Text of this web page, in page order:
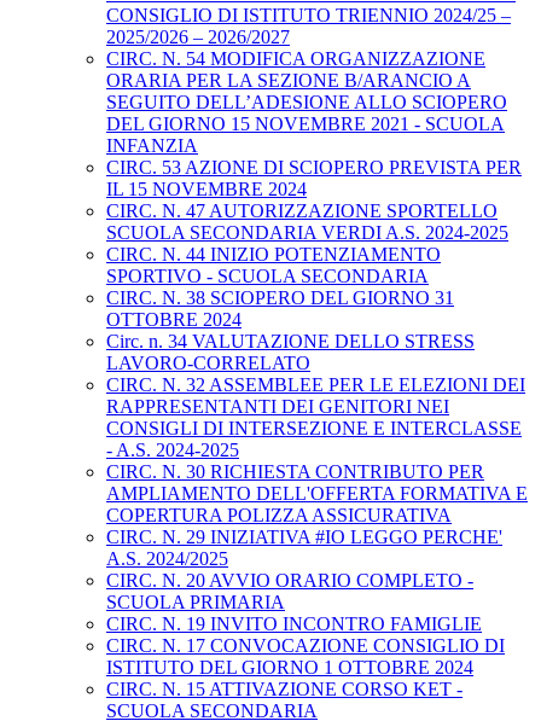
CONSIGLIO DI ISTITUTO TRIENNIO 2024/25 –
2025/2026 – 2026/2027
CIRC. N. 54 MODIFICA ORGANIZZAZIONE
ORARIA PER LA SEZIONE B/ARANCIO A
SEGUITO DELL’ADESIONE ALLO SCIOPERO
DEL GIORNO 15 NOVEMBRE 2021 - SCUOLA
INFANZIA
CIRC. 53 AZIONE DI SCIOPERO PREVISTA PER
IL 15 NOVEMBRE 2024
CIRC. N. 47 AUTORIZZAZIONE SPORTELLO
SCUOLA SECONDARIA VERDI A.S. 2024-2025
CIRC. N. 44 INIZIO POTENZIAMENTO
SPORTIVO - SCUOLA SECONDARIA
CIRC. N. 38 SCIOPERO DEL GIORNO 31
OTTOBRE 2024
Circ. n. 34 VALUTAZIONE DELLO STRESS
LAVORO-CORRELATO
CIRC. N. 32 ASSEMBLEE PER LE ELEZIONI DEI
RAPPRESENTANTI DEI GENITORI NEI
CONSIGLI DI INTERSEZIONE E INTERCLASSE
- A.S. 2024-2025
CIRC. N. 30 RICHIESTA CONTRIBUTO PER
AMPLIAMENTO DELL'OFFERTA FORMATIVA E
COPERTURA POLIZZA ASSICURATIVA
CIRC. N. 29 INIZIATIVA #IO LEGGO PERCHE'
A.S. 2024/2025
CIRC. N. 20 AVVIO ORARIO COMPLETO -
SCUOLA PRIMARIA
CIRC. N. 19 INVITO INCONTRO FAMIGLIE
CIRC. N. 17 CONVOCAZIONE CONSIGLIO DI
ISTITUTO DEL GIORNO 1 OTTOBRE 2024
CIRC. N. 15 ATTIVAZIONE CORSO KET -
SCUOLA SECONDARIA